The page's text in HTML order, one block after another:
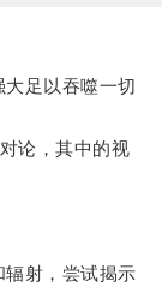
足以吞噬一切
论，其中的视
射，尝试揭示